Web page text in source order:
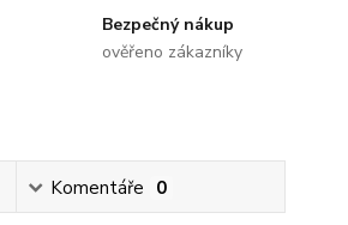
Bezpečný nákup
ověřeno zákazníky
Komentáře 0